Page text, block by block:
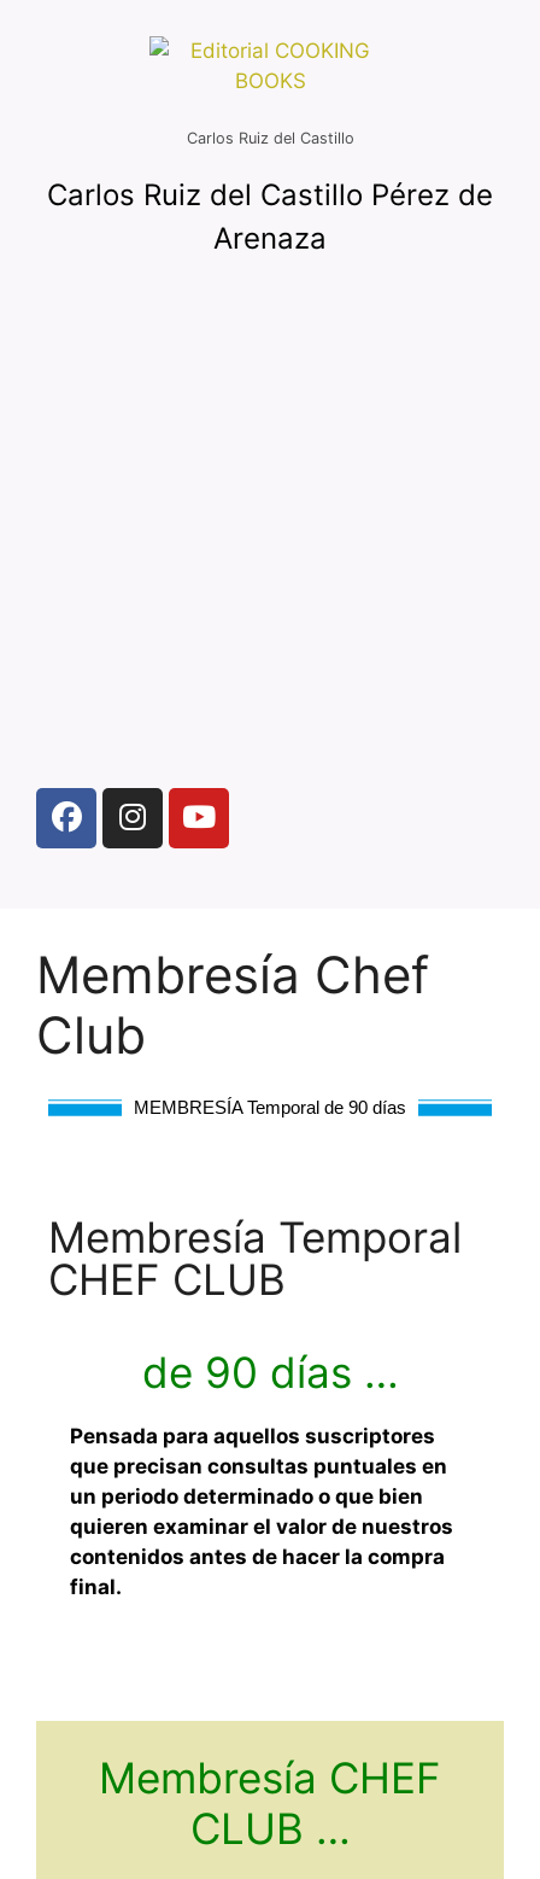
Carlos Ruiz del Castillo
Carlos Ruiz del Castillo Pérez de
Arenaza
Membresía Chef
Club
MEMBRESÍA Temporal de 90 días
Membresía Temporal
CHEF CLUB
de 90 días …
Pensada para aquellos suscriptores
que precisan consultas puntuales en
un periodo determinado o que bien
quieren examinar el valor de nuestros
contenidos antes de hacer la compra
final.
Membresía CHEF
CLUB …